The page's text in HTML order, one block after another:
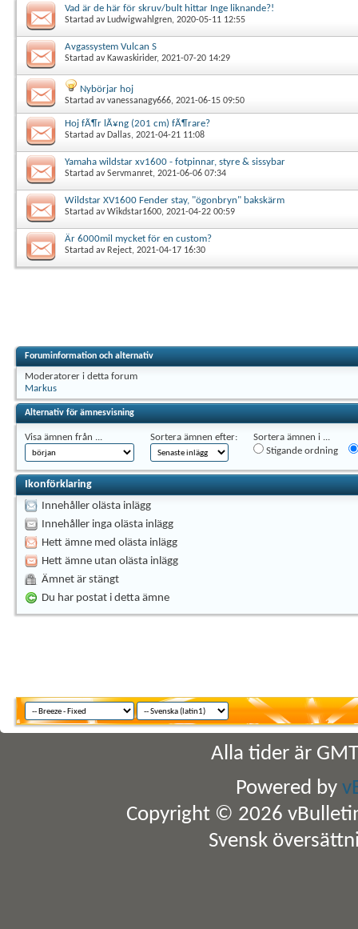
Vad är de här för skruv/bult hittar Inge liknande?!
Startad av Ludwigwahlgren, 2020-05-11 12:55
Avgassystem Vulcan S
Startad av Kawaskirider, 2021-07-20 14:29
Nybörjar hoj
Startad avvanessanagy666, 2021-06-15 09:50
Hoj fÃ¶r lÃ¥ng (201 cm) fÃ¶rare?
Startad av Dallas, 2021-04-21 11:08
Yamaha wildstar xv1600 - fotpinnar, styre & sissybar
Startad avServmanret, 2021-06-06 07:34
Wildstar XV1600 Fender stay, "ögonbryn" bakskärm
Startad avWikdstar1600, 2021-04-22 00:59
Är 6000mil mycket för en custom?
Startad av Reject, 2021-04-17 16:30
Foruminformation och alternativ
Moderatorer i detta forum
Markus
Alternativ för ämnesvisning
Visa ämnen från ... Sortera ämnen efter:
Sortera ämnen i ...
Stigande ordning
Ikonförklaring
Innehåller olästa inlägg
Innehåller inga olästa inlägg
Hett ämne med olästa inlägg
Hett ämne utan olästa inlägg
Ämnet är stängt
Du har postat i detta ämne
Alla tider är
Powered by
Copyright © 2026
Svensk